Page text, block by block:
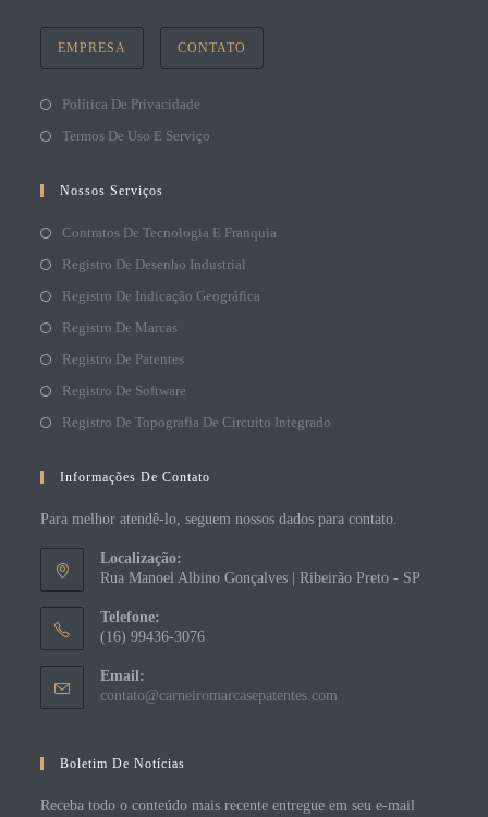
EMPRESA CONTATO
Política De Privacidade
Termos De Uso E Serviço
Nossos Serviços
Contratos De Tecnologia E Franquia
Registro De Desenho Industrial
Registro De Indicação Geográfica
Registro De Marcas
Registro De Patentes
Registro De Software
Registro De Topografia De Circuito Integrado
Informações De Contato
Para melhor atendê-lo, seguem nossos dados para contato.
Localização:
Rua Manoel Albino Gonçalves | Ribeirão Preto - SP
Telefone:
(16) 99436-3076
Email:
contato@carneiromarcasepatentes.com
Boletim De Notícias
Receba todo o conteúdo mais recente entregue em seu e-mail